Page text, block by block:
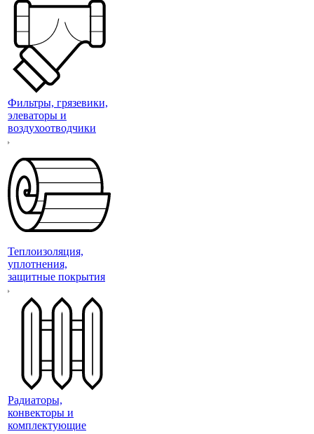
Фильтры, грязевики,
элеваторы и
воздухоотводчики
Теплоизоляция,
уплотнения,
защитные покрытия
Радиаторы,
конвекторы и
комплектующие